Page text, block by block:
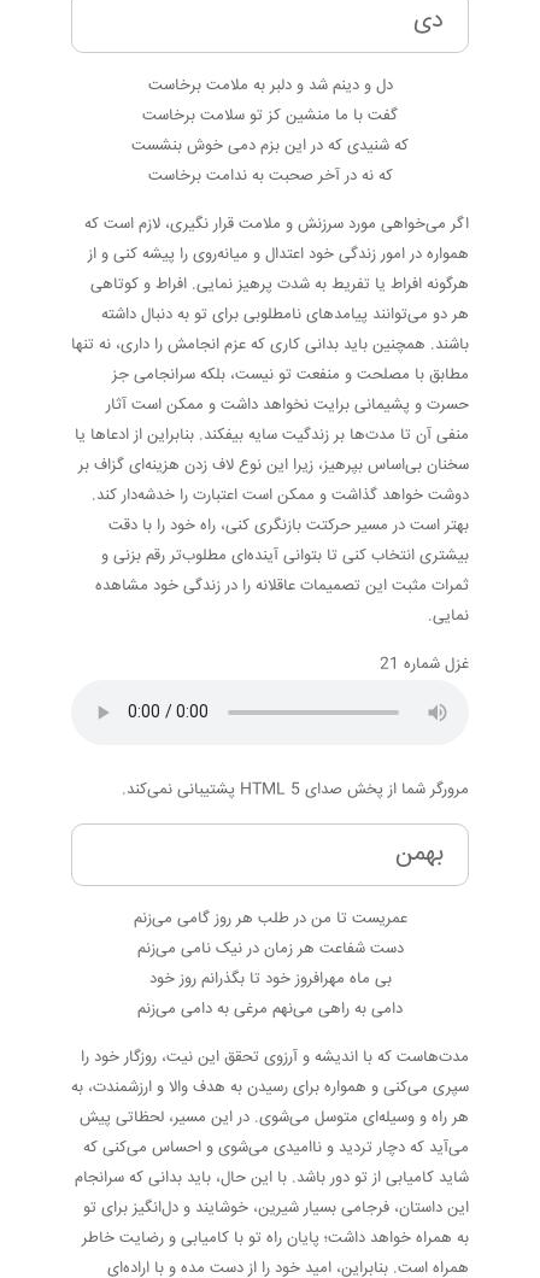
دی
دل و دینم شد و دلبر به ملامت برخاست
گفت با ما منشین کز تو سلامت برخاست
که شنیدی که در این بزم دمی خوش بنشست
که نه در آخر صحبت به ندامت برخاست
اگر می‌خواهی مورد سرزنش و ملامت قرار نگیری، لازم است که
همواره در امور زندگی خود اعتدال و میانه‌روی را پیشه کنی و از
هرگونه افراط یا تفریط به شدت پرهیز نمایی. افراط و کوتاهی
هر دو می‌توانند پیامدهای نامطلوبی برای تو به دنبال داشته
باشند. همچنین باید بدانى کاری که عزم انجامش را داری، نه تنها
مطابق با مصلحت و منفعت تو نیست، بلکه سرانجامی جز
حسرت و پشیمانی برایت نخواهد داشت و ممکن است آثار
منفی آن تا مدت‌ها بر زندگیت سایه بیفکند. بنابراین از ادعاها یا
سخنان بی‌اساس بپرهیز، زیرا این نوع لاف زدن هزینه‌ای گزاف بر
دوشت خواهد گذاشت و ممکن است اعتبارت را خدشه‌دار کند.
بهتر است در مسیر حرکتت بازنگری کنی، راه خود را با دقت
بیشتری انتخاب کنی تا بتوانی آینده‌ای مطلوب‌تر رقم بزنی و
ثمرات مثبت این تصمیمات عاقلانه را در زندگی خود مشاهده
نمایی.
غزل شماره 21
مرورگر شما از پخش صدای HTML 5 پشتیبانی نمی‌کند.
بهمن
عمریست تا من در طلب هر روز گامی می‌زنم
دست شفاعت هر زمان در نیک نامی می‌زنم
بی ماه مهرافروز خود تا بگذرانم روز خود
دامی به راهی می‌نهم مرغی به دامی می‌زنم
مدت‌هاست که با اندیشه و آرزوی تحقق این نیت، روزگار خود را
سپری می‌کنی و همواره برای رسیدن به هدف والا و ارزشمندت، به
هر راه و وسیله‌ای متوسل می‌شوی. در این مسیر، لحظاتی پیش
می‌آید که دچار تردید و ناامیدی می‌شوی و احساس می‌کنی که
شاید کامیابی از تو دور باشد. با این حال، باید بدانی که سرانجام
این داستان، فرجامی بسیار شیرین، خوشایند و دل‌انگیز برای تو
به همراه خواهد داشت؛ پایان راه تو با کامیابی و رضایت خاطر
همراه است. بنابراین، امید خود را از دست مده و با اراده‌ای